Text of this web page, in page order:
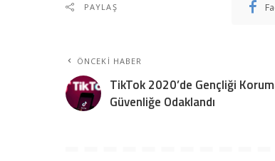
PAYLAŞ
ÖNCEKI HABER
TikTok 2020’de Gençliği
Güvenliğe Odaklandı